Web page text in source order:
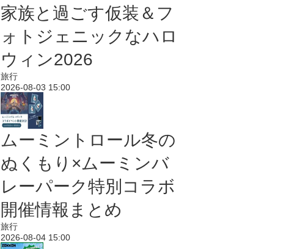
家族と過ごす仮装＆フ
ォトジェニックなハロ
ウィン2026
旅行
2026-08-03 15:00
ムーミントロール冬の
ぬくもり×ムーミンバ
レーパーク特別コラボ
開催情報まとめ
旅行
2026-08-04 15:00